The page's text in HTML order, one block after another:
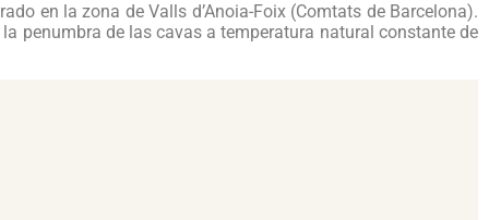
en la zona de Valls d’Anoia-Foix (Comtats de Barcelona).
penumbra de las cavas a temperatura natural constante de